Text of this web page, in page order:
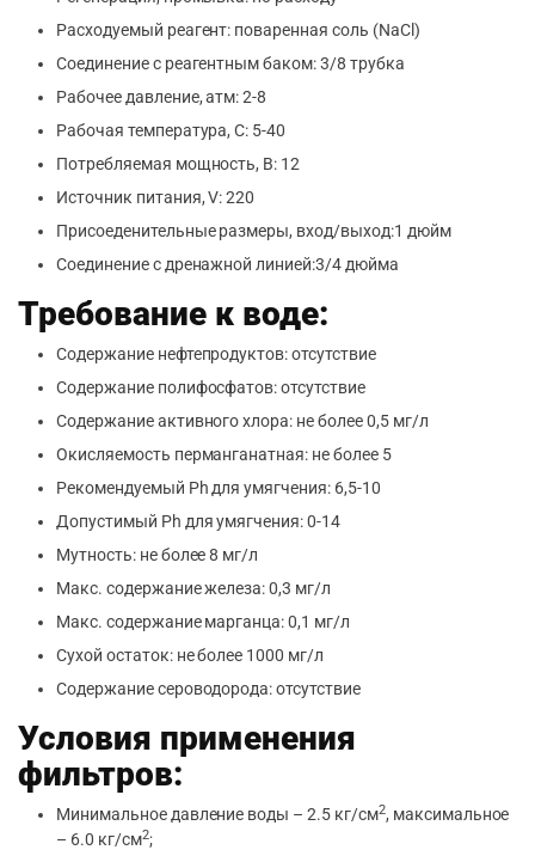
Расходуемый реагент: поваренная соль (NaCl)
Соединение с реагентным баком: 3/8 трубка
Рабочее давление, атм: 2-8
Рабочая температура, С: 5-40
Потребляемая мощность, В: 12
Источник питания, V: 220
Присоеденительные размеры, вход/выход:1 дюйм
Соединение с дренажной линией:3/4 дюйма
Требование к воде:
Содержание нефтепродуктов: отсутствие
Содержание полифосфатов: отсутствие
Содержание активного хлора: не более 0,5 мг/л
Окисляемость перманганатная: не более 5
Рекомендуемый Ph для умягчения: 6,5-10
Допустимый Ph для умягчения: 0-14
Мутность: не более 8 мг/л
Макс. содержание железа: 0,3 мг/л
Макс. содержание марганца: 0,1 мг/л
Сухой остаток: не более 1000 мг/л
Содержание сероводорода: отсутствие
Условия применения
фильтров:
Минимальное давление воды – 2.5 кг/см2, максимальное
– 6.0 кг/см2;